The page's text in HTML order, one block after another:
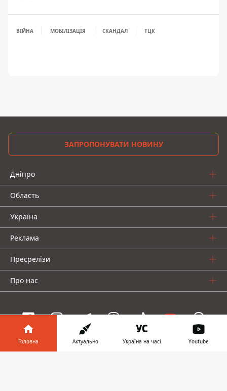
ВІЙНА МОБІЛІЗАЦІЯ СКАНДАЛ ТЦК
ЗАПРОПОНУВАТИ НОВИНУ
Дніпро
Область
Україна
Реклама
Пресрелізи
Про нас
Головна Актуально Україна на часі Youtube